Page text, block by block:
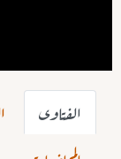
الفتاوى